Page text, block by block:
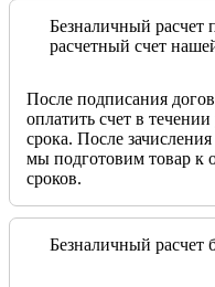
Безналичный расчет
расчетный счет
После подписания
оплатить счет в
срока. После
мы подготовим товар к
сроков.
Безналичный расчет